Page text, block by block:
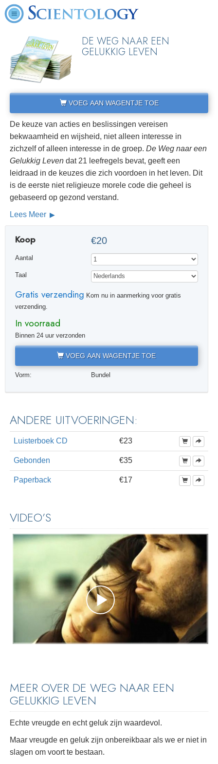
DE WEG NAAR EEN
GELUKKIG LEVEN
VOEG AAN WAGENTJE TOE
De keuze van acties en beslissingen vereisen
bekwaamheid en wijsheid, niet alleen interesse in
zichzelf of alleen interesse in de groep. De Weg naar een
Gelukkig Leven dat 21 leefregels bevat, geeft een
leidraad in de keuzes die zich voordoen in het leven. Dit
is de eerste niet religieuze morele code die geheel is
gebaseerd op gezond verstand.
Lees Meer
Koop €20
Aantal
Taal
Gratis verzending Kom nu in aanmerking voor gratis
verzending.
In voorraad
Binnen 24 uur verzonden
VOEG AAN WAGENTJE TOE
Vorm: Bundel
ANDERE UITVOERINGEN:
Luisterboek CD €23
Gebonden €35
Paperback €17
VIDEO’S
MEER OVER DE WEG NAAR EEN
GELUKKIG LEVEN
Echte vreugde en echt geluk zijn waardevol.
Maar vreugde en geluk zijn onbereikbaar als we er niet in
slagen om voort te bestaan.